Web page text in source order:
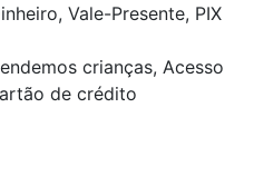
Vale-Presente, PIX
crianças, Acesso
de crédito